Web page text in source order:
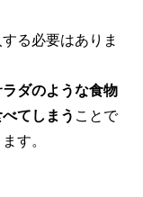
る必要はありま
ダのような食物
てしまう ことで
す。